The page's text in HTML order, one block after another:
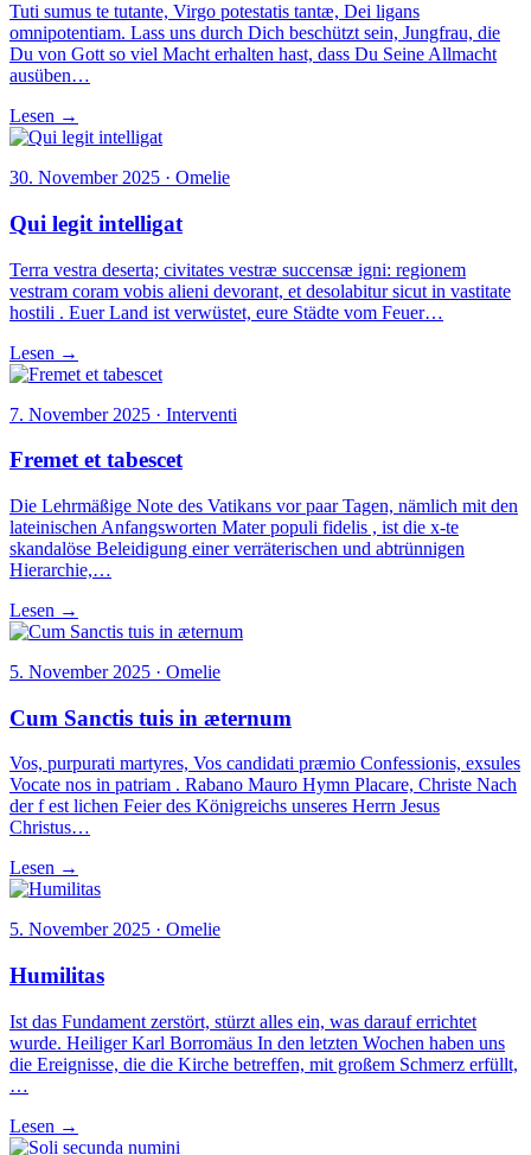
Tuti sumus te tutante, Virgo potestatis tantæ, Dei ligans
omnipotentiam. Lass uns durch Dich beschützt sein, Jungfrau, die
Du von Gott so viel Macht erhalten hast, dass Du Seine Allmacht
ausüben…
Lesen →
30. November 2025 · Omelie
Qui legit intelligat
Terra vestra deserta; civitates vestræ succensæ igni: regionem
vestram coram vobis alieni devorant, et desolabitur sicut in vastitate
hostili . Euer Land ist verwüstet, eure Städte vom Feuer…
Lesen →
7. November 2025 · Interventi
Fremet et tabescet
Die Lehrmäßige Note des Vatikans vor paar Tagen, nämlich mit den
lateinischen Anfangsworten Mater populi fidelis , ist die x-te
skandalöse Beleidigung einer verräterischen und abtrünnigen
Hierarchie,…
Lesen →
5. November 2025 · Omelie
Cum Sanctis tuis in æternum
Vos, purpurati martyres, Vos candidati præmio Confessionis, exsules
Vocate nos in patriam . Rabano Mauro Hymn Placare, Christe Nach
der f est lichen Feier des Königreichs unseres Herrn Jesus
Christus…
Lesen →
5. November 2025 · Omelie
Humilitas
Ist das Fundament zerstört, stürzt alles ein, was darauf errichtet
wurde. Heiliger Karl Borromäus In den letzten Wochen haben uns
die Ereignisse, die die Kirche betreffen, mit großem Schmerz erfüllt,
…
Lesen →